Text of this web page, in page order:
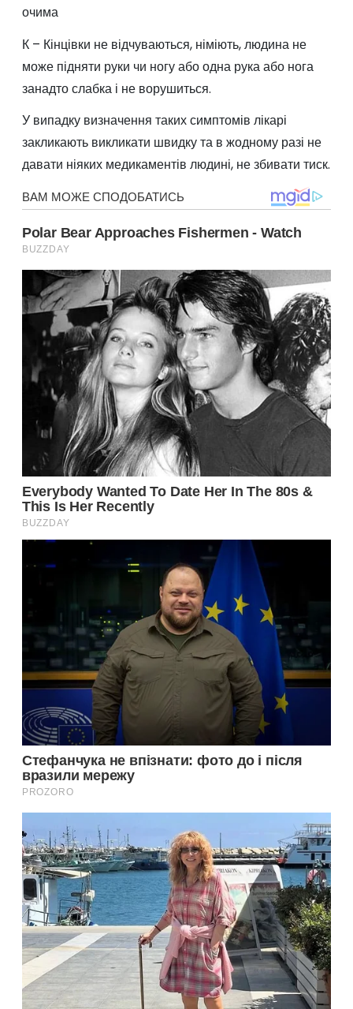
очима
К – Кінцівки не відчуваються, німіють, людина не
може підняти руки чи ногу або одна рука або нога
занадто слабка і не ворушиться.
У випадку визначення таких симптомів лікарі
закликають викликати швидку та в жодному разі не
давати ніяких медикаментів людині, не збивати тиск.